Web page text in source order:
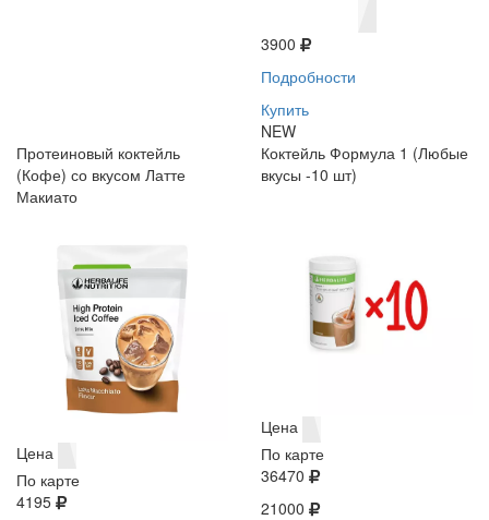
3900
Подробности
Купить
NEW
Протеиновый коктейль
(Кофе) со вкусом Латте
Макиато
Цена
По карте
4195
Коктейль Формула 1 (Любые
вкусы -10 шт)
Цена
По карте
36470
21000